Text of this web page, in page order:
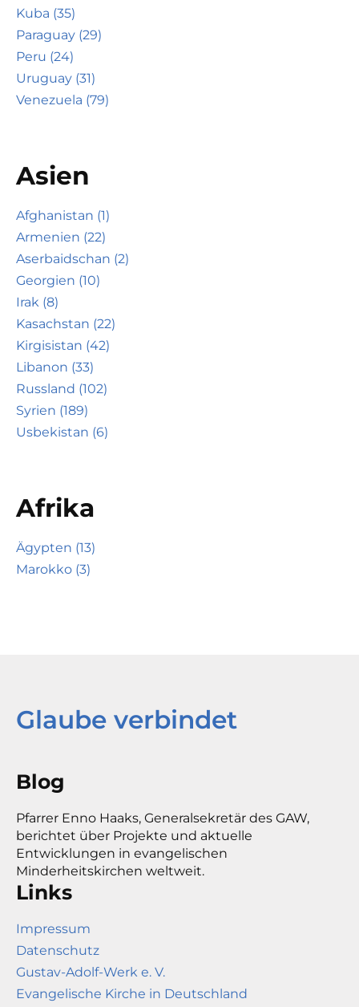
Kuba (35)
Paraguay (29)
Peru (24)
Uruguay (31)
Venezuela (79)
Asien
Afghanistan (1)
Armenien (22)
Aserbaidschan (2)
Georgien (10)
Irak (8)
Kasachstan (22)
Kirgisistan (42)
Libanon (33)
Russland (102)
Syrien (189)
Usbekistan (6)
Afrika
Ägypten (13)
Marokko (3)
Glaube verbindet
Blog
Pfarrer Enno Haaks, Generalsekretär des GAW,
berichtet über Projekte und aktuelle
Entwicklungen in evangelischen
Minderheitskirchen weltweit.
Links
Impressum
Datenschutz
Gustav-Adolf-Werk e. V.
Evangelische Kirche in Deutschland